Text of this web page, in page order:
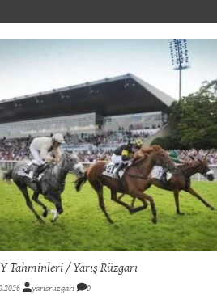
Tahminleri / Yarış Rüzgarı
yarisruzgari 0